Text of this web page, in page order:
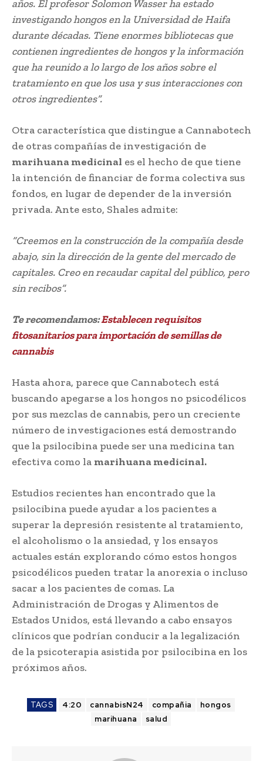
años. El profesor Solomon Wasser ha estado
investigando hongos en la Universidad de Haifa
durante décadas. Tiene enormes bibliotecas que
contienen ingredientes de hongos y la información
que ha reunido a lo largo de los años sobre el
tratamiento en que los usa y sus interacciones con
otros ingredientes”.
Otra característica que distingue a Cannabotech
de otras compañías de investigación de
marihuana medicinal es el hecho de que tiene
la intención de financiar de forma colectiva sus
fondos, en lugar de depender de la inversión
privada. Ante esto, Shales admite:
“Creemos en la construcción de la compañía desde
abajo, sin la dirección de la gente del mercado de
capitales. Creo en recaudar capital del público, pero
sin recibos”.
Te recomendamos:Establecen requisitos
fitosanitarios para importación de semillas de
cannabis
Hasta ahora, parece que Cannabotech está
buscando apegarse a los hongos no psicodélicos
por sus mezclas de cannabis, pero un creciente
número de investigaciones está demostrando
que la psilocibina puede ser una medicina tan
efectiva como la marihuana medicinal.
Estudios recientes han encontrado que la
psilocibina puede ayudar a los pacientes a
superar la depresión resistente al tratamiento,
el alcoholismo o la ansiedad, y los ensayos
actuales están explorando cómo estos hongos
psicodélicos pueden tratar la anorexia o incluso
sacar a los pacientes de comas. La
Administración de Drogas y Alimentos de
Estados Unidos, está llevando a cabo ensayos
clínicos que podrían conducir a la legalización
de la psicoterapia asistida por psilocibina en los
próximos años.
TAGS 4:20 cannabisN24 compañia
hongos
marihuana
salud